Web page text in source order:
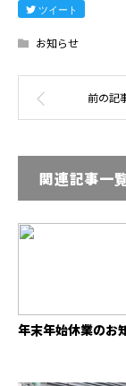
ツイート
お知らせ
関連記事一
年末年始休業のお